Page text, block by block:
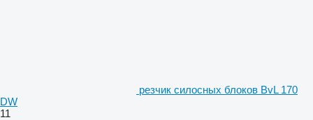
резчик силосных блоков BvL 170
DW
11